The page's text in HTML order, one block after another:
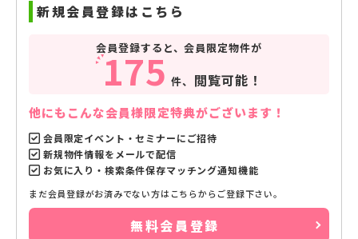
新規会員登録はこちら
会員登録すると、会員限定物件が
175 件、 閲覧可能！
他にもこんな会員様限定特典がございます！
会員限定イベント・セミナーにご招待
新規物件情報をメールで配信
お気に入り・検索条件保存マッチング通知機能
まだ会員登録がお済みでない方はこちらからご登録下さい。
無料会員登録